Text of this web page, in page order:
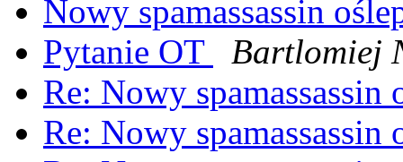
Nowy spamassassin
Pytanie OT
Bartlomiej
Re: Nowy spamassassin
Re: Nowy spamassassin